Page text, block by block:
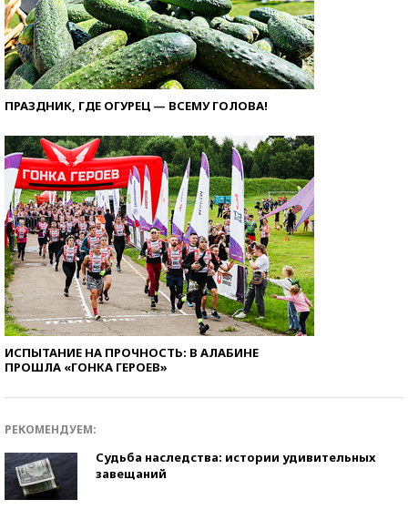
ПРАЗДНИК, ГДЕ ОГУРЕЦ — ВСЕМУ ГОЛОВА!
ИСПЫТАНИЕ НА ПРОЧНОСТЬ: В АЛАБИНЕ
ПРОШЛА «ГОНКА ГЕРОЕВ»
РЕКОМЕНДУЕМ:
Судьба наследства: истории удивительных
завещаний